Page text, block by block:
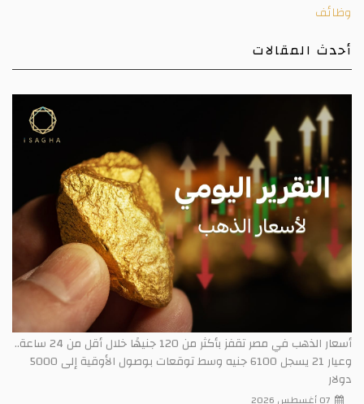
وظائف
أحدث المقالات
أسعار الذهب في مصر تقفز بأكثر من 120 جنيهًا خلال أقل من 24 ساعة..
وعيار 21 يسجل 6100 جنيه وسط توقعات بوصول الأوقية إلى 5000
دولار
07 أغسطس 2026